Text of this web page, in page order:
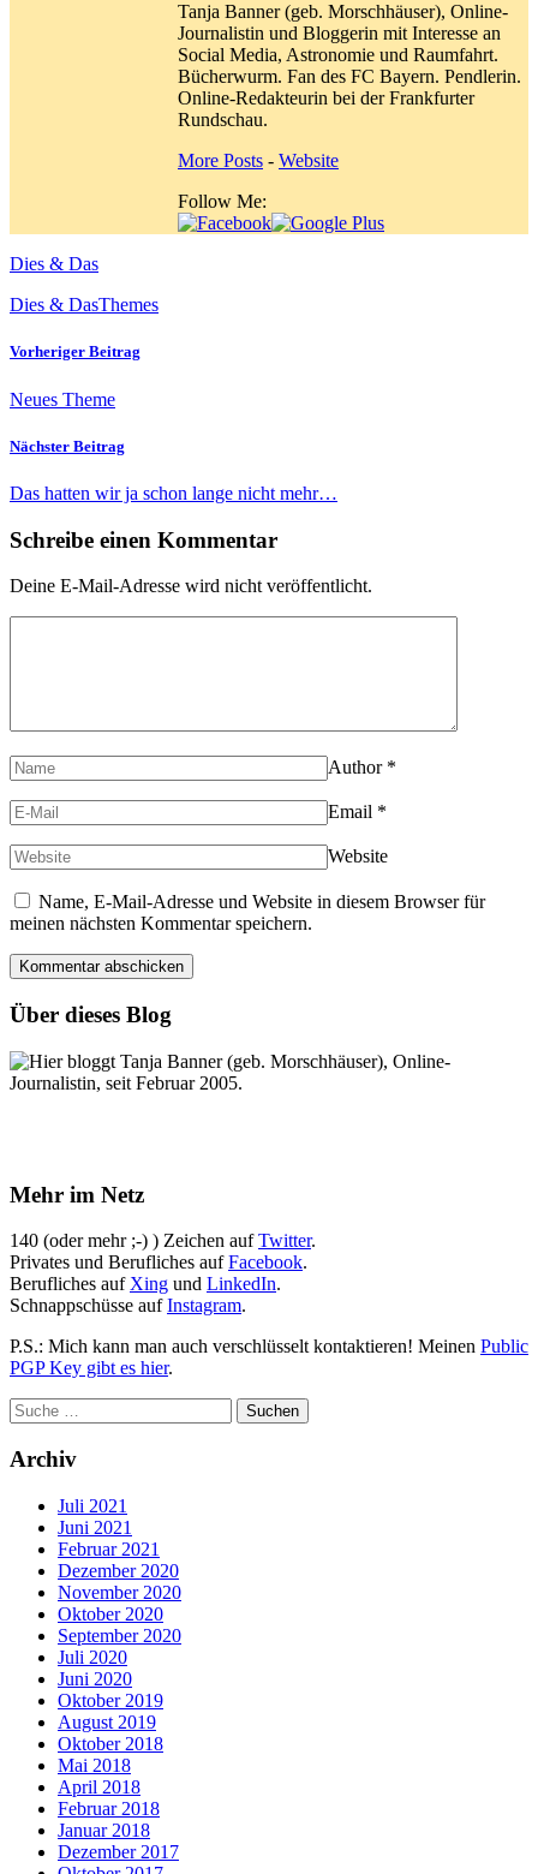
Tanja Banner (geb. Morschhäuser), Online-
Journalistin und Bloggerin mit Interesse an
Social Media, Astronomie und Raumfahrt.
Bücherwurm. Fan des FC Bayern. Pendlerin.
Online-Redakteurin bei der Frankfurter
Rundschau.
More Posts - Website
Follow Me:
Dies & Das
Dies & DasThemes
Vorheriger Beitrag
Neues Theme
Nächster Beitrag
Das hatten wir ja schon lange nicht mehr…
Schreibe einen Kommentar
Deine E-Mail-Adresse wird nicht veröffentlicht.
Author *
Email *
Website
Name, E-Mail-Adresse und Website in diesem Browser für
meinen nächsten Kommentar speichern.
Über dieses Blog
Hier bloggt Tanja Banner (geb. Morschhäuser), Online-
Journalistin, seit Februar 2005.
Mehr im Netz
140 (oder mehr ;-) ) Zeichen aufTwitter.
Privates und Berufliches aufFacebook.
Berufliches auf Xing und LinkedIn.
Schnappschüsse aufInstagram.
P.S.: Mich kann man auch verschlüsselt kontaktieren! Meinen Public
PGP Key gibt es hier.
Archiv
Juli 2021
Juni 2021
Februar 2021
Dezember 2020
November 2020
Oktober 2020
September 2020
Juli 2020
Juni 2020
Oktober 2019
August 2019
Oktober 2018
Mai 2018
April 2018
Februar 2018
Januar 2018
Dezember 2017